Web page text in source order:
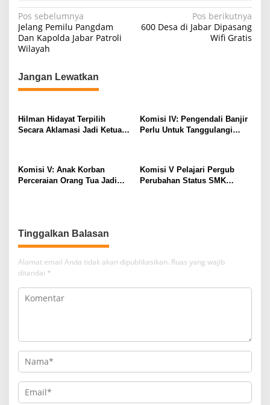
N
a
v
i
g
s
i
o
s
Pos sebelumnya
Jelang Pemilu Pangdam
Dan Kapolda Jabar Patroli
Wilayah
Pos berikutnya
600 Desa di Jabar Dipasang
Wifi Gratis
Jangan Lewatkan
Hilman Hidayat Terpilih
Secara Aklamasi Jadi Ketua
Komisi IV: Pengendali Banjir
Perlu Untuk Tanggulangi
Komisi V: Anak Korban
Perceraian Orang Tua Jadi
Komisi V Pelajari Pergub
Perubahan Status SMK
Tinggalkan Balasan
Alamat email Anda tidak akan dipublikasikan. Ruas yang wajib
ditandai *